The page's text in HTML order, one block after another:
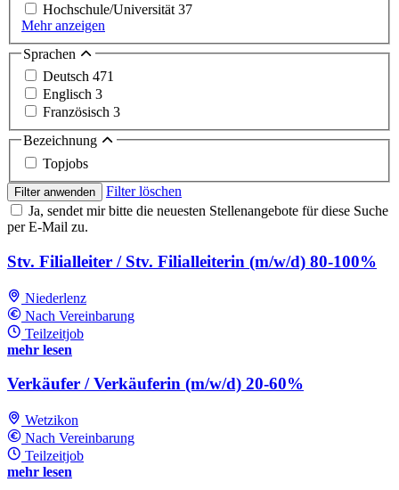
Hochschule/Universität 37
Mehr anzeigen
Sprachen
Deutsch 471
Englisch 3
Französisch 3
Bezeichnung
Topjobs
Filter anwenden
Filter löschen
Ja, sendet mir bitte die neuesten Stellenangebote für diese Suche
per E-Mail zu.
Stv. Filialleiter / Stv. Filialleiterin (m/w/d) 80-100%
Niederlenz
Nach Vereinbarung
Teilzeitjob
mehr lesen
Verkäufer / Verkäuferin (m/w/d) 20-60%
Wetzikon
Nach Vereinbarung
Teilzeitjob
mehr lesen